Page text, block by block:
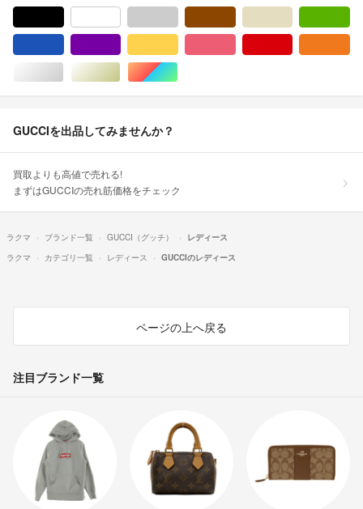
シルバー/銀色系ゴールド/金色系マルチカラー
GUCCIを出品してみませんか？
買取よりも高値で売れる!
まずはGUCCIの売れ筋価格をチェック
ラクマ ブランド一覧 GUCCI（グッチ）
レディース
ラクマ
カテゴリ一覧 レディース GUCCIのレディース
ページの上へ戻る
注目ブランド一覧